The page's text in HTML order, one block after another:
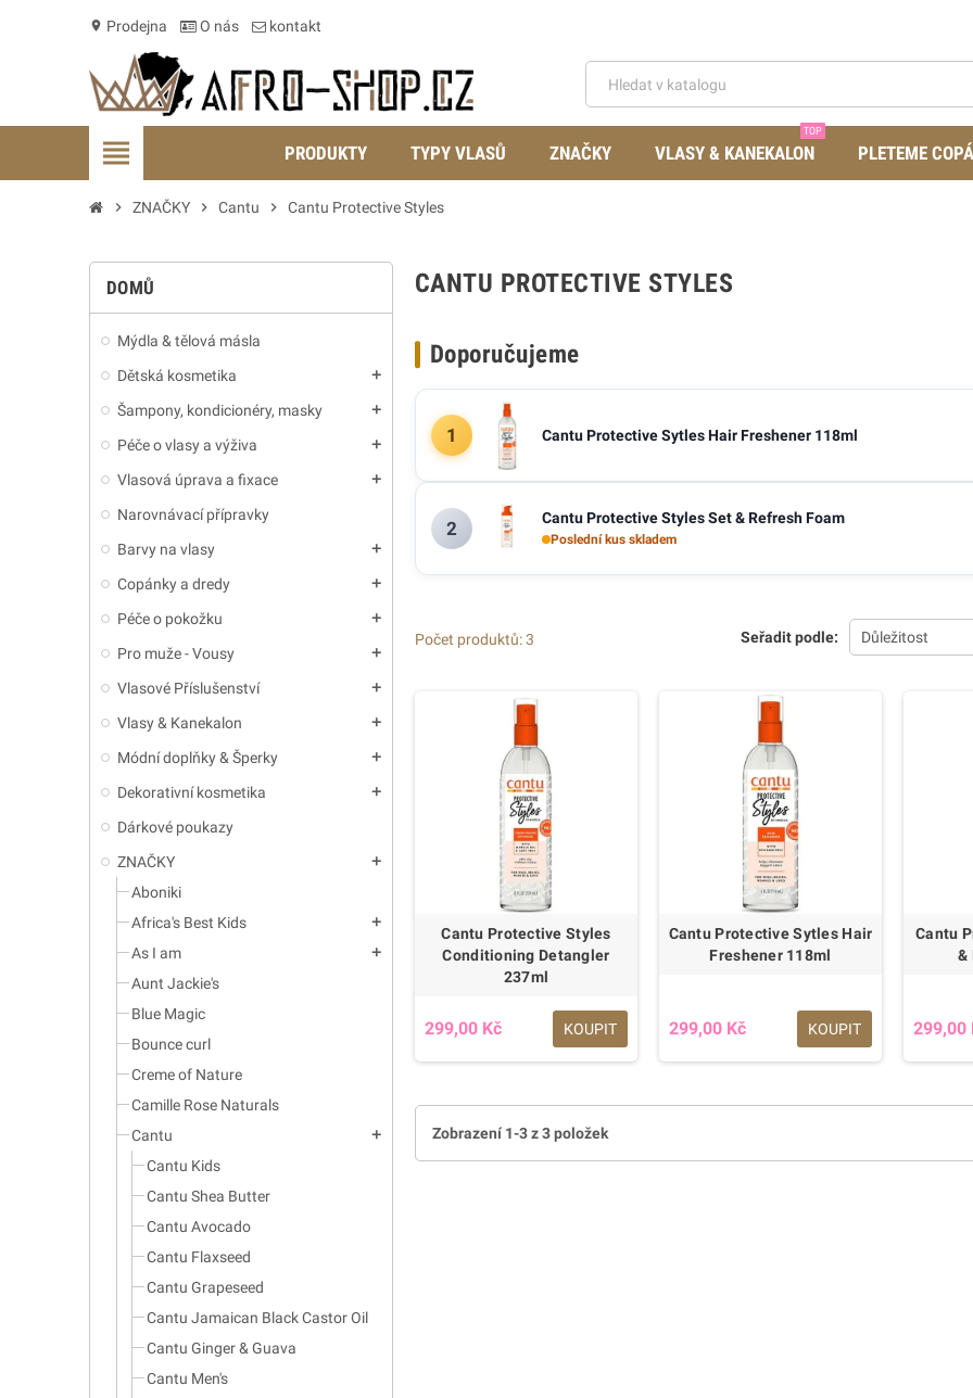
location_on Prodejna O nás kontakt
view_headline PRODUKTY TYPY VLASŮ ZNAČKY VLASY & KANEKALON
TOP
PLETEME
chevron_right ZNAČKY chevron_right Cantu chevron_right Cantu Protective Styles
DOMŮ
Mýdla & tělová másla
Dětská kosmetika
add
Šampony, kondicionéry, masky add
Péče o vlasy a výživa add
Vlasová úprava a fixace add
Narovnávací přípravky
Barvy na vlasy
add
Copánky a dredy add
Péče o pokožku add
Pro muže - Vousy add
Vlasové Příslušenství add
Vlasy & Kanekalon add
Módní doplňky & Šperky add
Dekorativní kosmetika add
Dárkové poukazy
ZNAČKY
add
Aboniki
Africa's Best Kids
add
As I am add
Aunt Jackie's
Blue Magic
Bounce curl
Creme of Nature
Camille Rose Naturals
Cantu
add
Cantu Kids
Cantu Shea Butter
Cantu Avocado
Cantu Flaxseed
Cantu Grapeseed
Cantu Jamaican Black Castor Oil
Cantu Ginger & Guava
Cantu Men's
CANTU PROTECTIVE STYLES
Doporučujeme
1 Cantu Protective Sytles Hair Freshener 118ml
2 Cantu Protective Styles Set & Refresh Foam
Poslední kus skladem
Seřadit podle: Důležitost
Počet produktů: 3
Cantu Protective Styles
Conditioning Detangler
237ml
299,00 Kč KOUPIT
Cantu Protective Sytles Hair
Freshener 118ml
299,00 Kč KOUPIT
Cantu
&
299,00
Zobrazení 1-3 z 3 položek